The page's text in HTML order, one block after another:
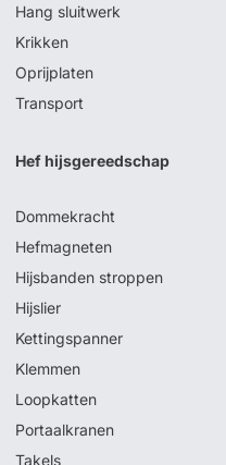
Hang sluitwerk
Krikken
Oprijplaten
Transport
Hef hijsgereedschap
Dommekracht
Hefmagneten
Hijsbanden stroppen
Hijslier
Kettingspanner
Klemmen
Loopkatten
Portaalkranen
Takels